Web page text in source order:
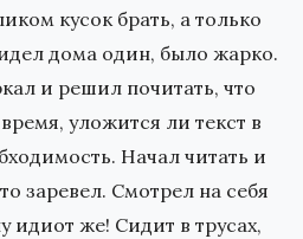
кусок брать, а только
дома один, было жарко.
и решил почитать, что
уложится ли текст в
Начал читать и
заревел. Смотрел на себя
идиот же! Сидит в трусах,